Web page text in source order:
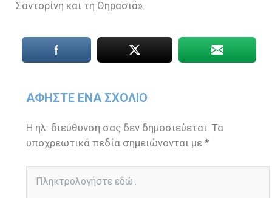
Σαντορίνη και τη Θηρασιά».
ΑΦΉΣΤΕ ΈΝΑ ΣΧΌΛΙΟ
Η ηλ. διεύθυνση σας δεν δημοσιεύεται. Τα
υποχρεωτικά πεδία σημειώνονται με*
εδώ..